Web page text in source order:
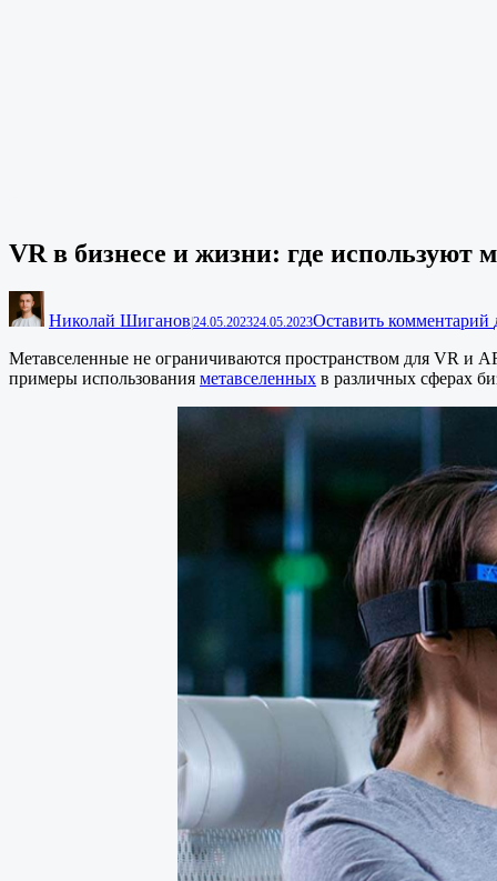
VR в бизнесе и жизни: где используют
Николай Шиганов 24.05.202324.05.2023Оставить комментарий
Метавселенные не ограничиваются пространством для VR и
примеры использования метавселенных в различных сферах